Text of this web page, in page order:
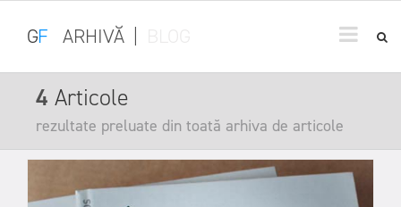
GF ARHIVĂ
4 Articole
rezultate preluate din toată arhiva de articole